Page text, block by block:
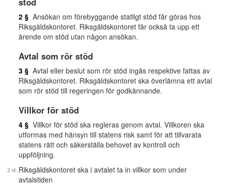
2 § Ansökan om förebyggande statligt stöd får göras hos
Riksgäldskontoret. Riksgäldskontoret får också ta upp ett
ärende om stöd utan någon ansökan.
Avtal som rör stöd
3 § Avtal eller beslut som rör stöd ingås respektive fattas av
Riksgäldskontoret. Riksgäldskontoret ska överlämna ett avtal
som rör stöd till regeringen för godkännande.
Villkor för stöd
4 § Villkor för stöd ska regleras genom avtal. Villkoren ska
utformas med hänsyn till statens risk samt för att tillvarata
statens rätt och säkerställa behovet av kontroll och
uppföljning.
Riksgäldskontoret ska i avtalet ta in villkor som under
avtalstiden